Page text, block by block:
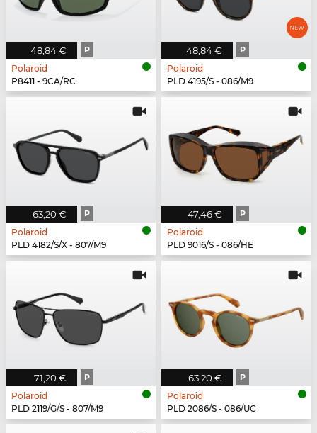
48,84 € P
Polaroid
P8411 - 9CA/RC
48,84 € P
Polaroid
PLD 4195/S - 086/M9
63,20 € P
Polaroid
PLD 4182/S/X - 807/M9
47,46 € P
Polaroid
PLD 9016/S - 086/HE
71,20 € P
Polaroid
PLD 2119/G/S - 807/M9
63,20 € P
Polaroid
PLD 2086/S - 086/UC